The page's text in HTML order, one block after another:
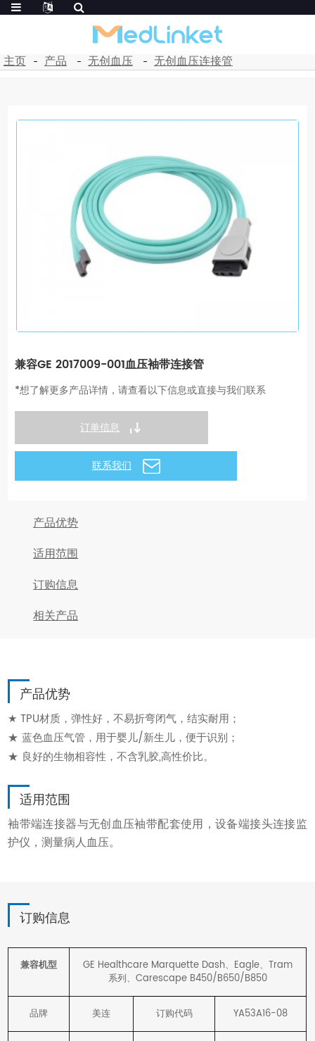
主页 产品 无创血压 无创血压连接管
兼容GE 2017009-001血压袖带连接管
*想了解更多产品详情，请查看以下信息或直接与我们联系
订单信息
联系我们
产品优势
适用范围
订购信息
相关产品
产品优势
★ TPU材质，弹性好，不易折弯闭气，结实耐用；
★ 蓝色血压气管，用于婴儿/新生儿，便于识别；
★ 良好的生物相容性，不含乳胶,高性价比。
适用范围
袖带端连接器与无创血压袖带配套使用，设备端接头连接监
护仪，测量病人血压。
订购信息
兼容机型
GE Healthcare Marquette Dash、Eagle、Tram
系列、Carescape B450/B650/B850
品牌 美连 订购代码 YA53A16-08